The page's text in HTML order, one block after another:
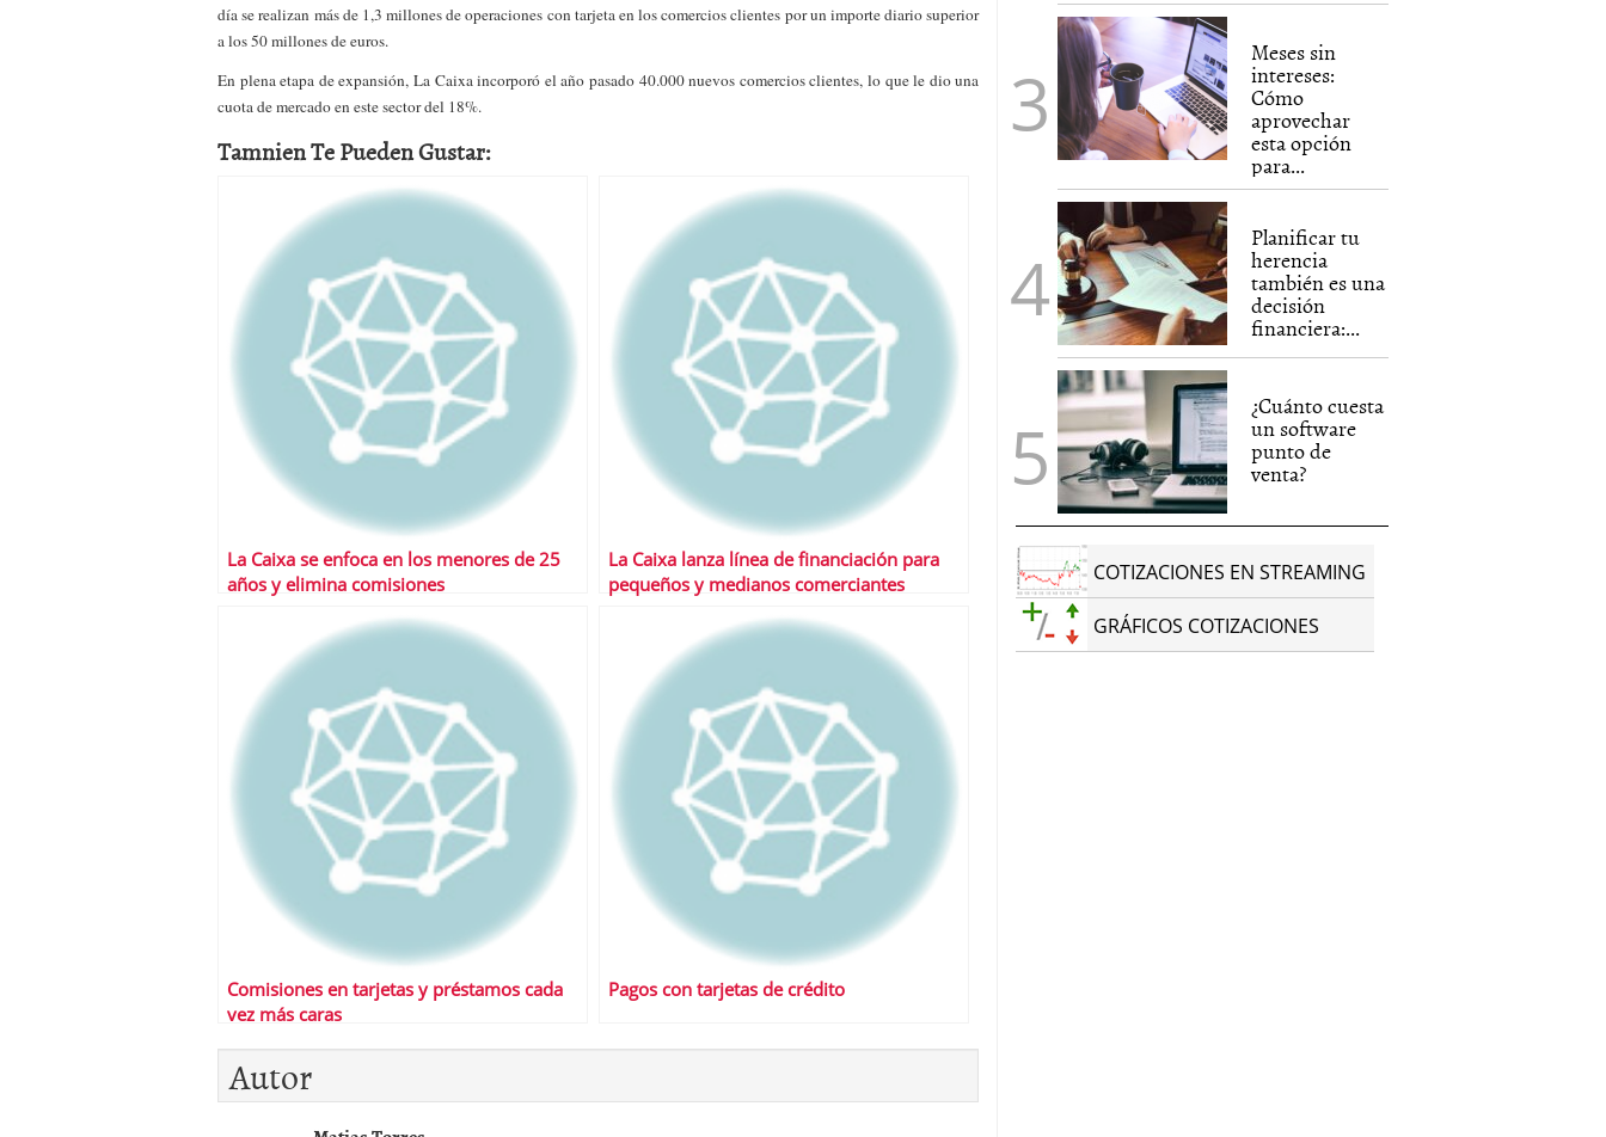
día se realizan más de 1,3 millones de operaciones con tarjeta en los comercios clientes por un importe diario superior
a los 50 millones de euros.
En plena etapa de expansión, La Caixa incorporó el año pasado 40.000 nuevos comercios clientes, lo que le dio una
cuota de mercado en este sector del 18%.
Tamnien Te Pueden Gustar:
La Caixa se enfoca en los menores de 25
años y elimina comisiones
La Caixa lanza línea de financiación para
pequeños y medianos comerciantes
Comisiones en tarjetas y préstamos cada
vez más caras
Pagos con tarjetas de crédito
Autor
Meses sin
intereses:
Cómo
aprovechar
esta opción
para...
Planificar tu
herencia
también es una
decisión
financiera:...
¿Cuánto cuesta
un software
punto de
venta?
COTIZACIONES EN STREAMING
GRÁFICOS COTIZACIONES